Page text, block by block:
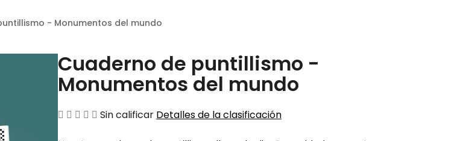
- Monumentos del mundo
Cuaderno de puntillismo -
Monumentos del mundo
La
Sin calificar Detalles de la clasificación